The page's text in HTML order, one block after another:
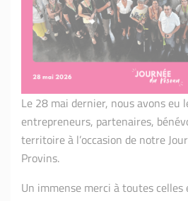
Le 28 mai dernier, nous avons eu
entrepreneurs, partenaires,
territoire à l’occasion de notre
Provins.
Un immense merci à toutes